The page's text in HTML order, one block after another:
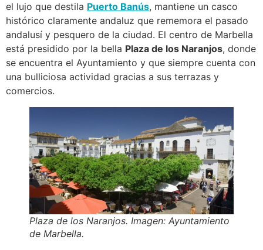
el lujo que destila Puerto Banús, mantiene un casco
histórico claramente andaluz que rememora el pasado
andalusí y pesquero de la ciudad. El centro de Marbella
está presidido por la bella Plaza de los Naranjos, donde
se encuentra el Ayuntamiento y que siempre cuenta con
una bulliciosa actividad gracias a sus terrazas y
comercios.
Plaza de los Naranjos. Imagen: Ayuntamiento
de Marbella.